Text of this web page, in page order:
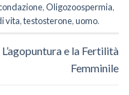
,Oligozoospermia,
vita,testosterone,uomo.
L’agopuntura e la Fertilità
Femminile